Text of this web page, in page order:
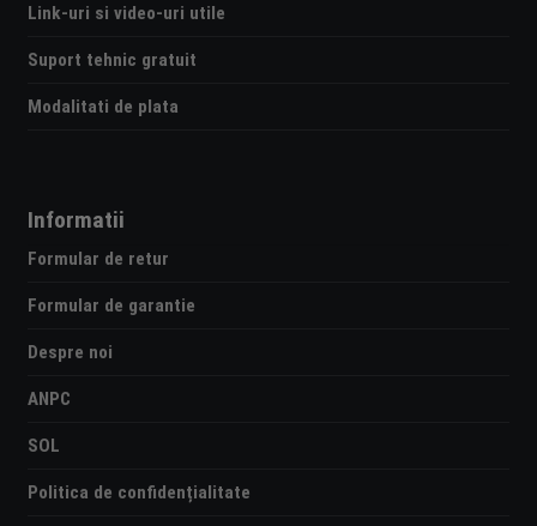
Link-uri si video-uri utile
Suport tehnic gratuit
Modalitati de plata
Informatii
Formular de retur
Formular de garantie
Despre noi
ANPC
SOL
Politica de confidențialitate